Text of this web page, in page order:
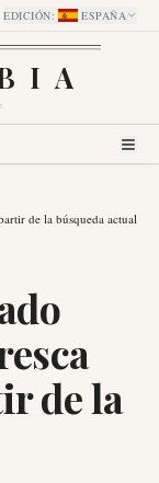
EDICIÓN: ESPAÑA
de la búsqueda actual
de la